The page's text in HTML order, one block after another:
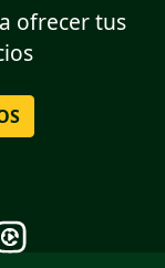
ofrecer tus